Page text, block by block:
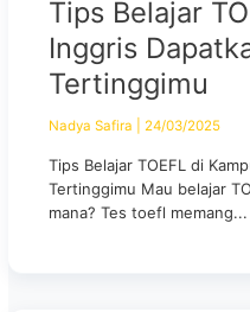
Tips Belajar
Inggris
Tertinggimu
Nadya Safira |24/03/2025
Tips Belajar TOEFL di
Tertinggimu Mau belajar
mana? Tes toefl memang...